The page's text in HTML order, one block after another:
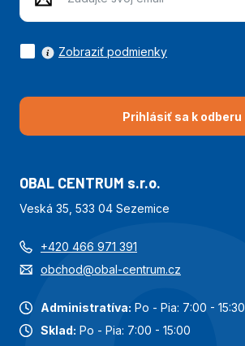
Prihlásiť sa k odberu
Zobraziť podmienky
OBAL CENTRUM s.r.o.
Veská 35, 533 04 Sezemice
+420 466 971 391
obchod@obal-centrum.cz
Administratíva: Po - Pia: 7:00 - 15:30
Sklad: Po - Pia: 7:00 - 15:00